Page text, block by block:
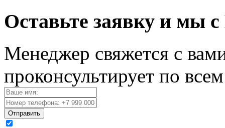
Оставьте заявку и мы
Менеджер свяжется с
проконсультирует по
Отправить